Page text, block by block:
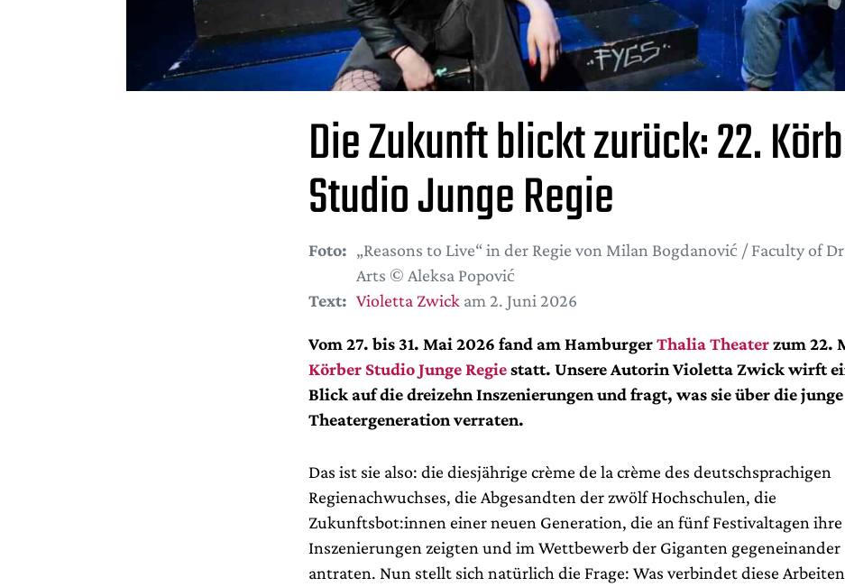
Die Zukunft blickt zurück: 22.
Studio Junge Regie
Foto: „Reasons to Live“ in der Regie von Milan Bogdanović / Faculty of
Arts © Aleksa Popović
Text: Violetta Zwickam 2. Juni 2026
Vom 27. bis 31. Mai 2026 fand am HamburgerThalia Theaterzum 22.
Körber Studio Junge Regiestatt. Unsere Autorin Violetta Zwick wirft
Blick auf die dreizehn Inszenierungen und fragt, was sie über die junge
Theatergeneration verraten.
Das ist sie also: die diesjährige crème de la crème des deutschsprachigen
Regienachwuchses, die Abgesandten der zwölf Hochschulen, die
Zukunftsbot:innen einer neuen Generation, die an fünf Festivaltagen ihre
Inszenierungen zeigten und im Wettbewerb der Giganten gegeneinander
antraten. Nun stellt sich natürlich die Frage: Was verbindet diese